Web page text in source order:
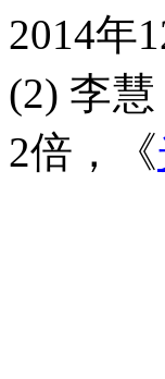
2014年
(2) 李
2倍，《